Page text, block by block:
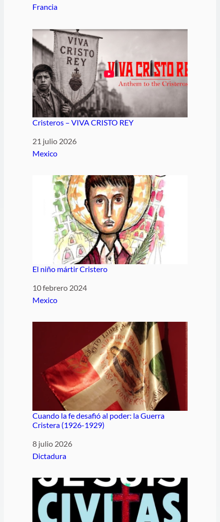
Respecto a
Francia
Cristeros – VIVA CRISTO REY
Fecha
21 julio 2026
Respecto a
Mexico
El niño mártir Cristero
Fecha
10 febrero 2024
Respecto a
Mexico
Cuando la fe desafió al poder: la Guerra
Cristera (1926-1929)
Fecha
8 julio 2026
Respecto a
Dictadura